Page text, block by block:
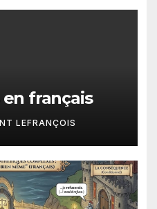
français
LEFRANÇOIS